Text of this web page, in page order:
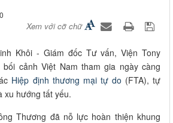
Xem với cỡ chữ
Khôi - Giám đốc Tư vấn, Viện Tony
bối cảnh Việt Nam tham gia ngày càng
Hiệp định thương mại tự do (FTA), tự
xu hướng tất yếu.
Thương đã nỗ lực hoàn thiện khung